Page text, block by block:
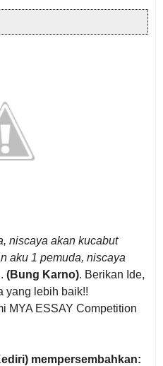
niscaya akan kucabut
aku 1 pemuda, niscaya
(Bung Karno). Berikan Ide,
yang lebih baik!!
MYA ESSAY Competition
mempersembahkan: